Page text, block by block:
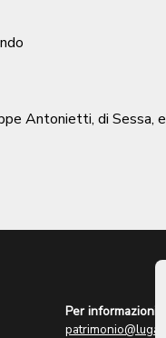
Antonietti, di Sessa,
Per informazioni: